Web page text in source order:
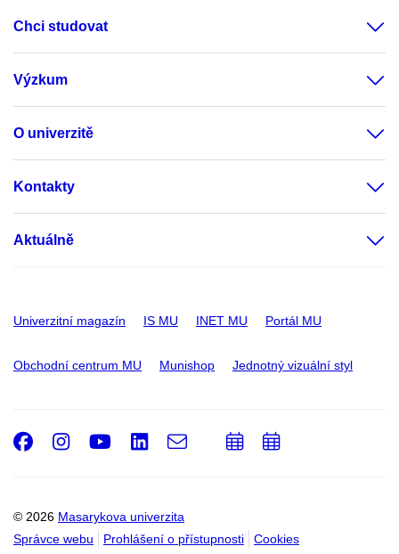
Chci studovat
Výzkum
O univerzitě
Kontakty
Aktuálně
Univerzitní magazín IS MU INET MU Portál MU
Obchodní centrum MU Munishop Jednotný vizuální styl
© 2026 Masarykova univerzita
Správce webu
Prohlášení o přístupnosti Cookies
Facebook
Instagram
Youtube
LinkedIn
e-
PřidatPřidat